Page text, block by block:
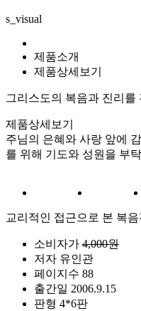
s_visual
제품소개
제품상세보기
그리스도의 복음과 진리를
제품상세보기
주님의 은혜와 사랑 앞에
를 위해 기도와 성원을 부
교리적인 접근으로 본 복
소비자가 4,000원
저자 유인관
페이지수 88
출간일 2006.9.15
판형 4*6판